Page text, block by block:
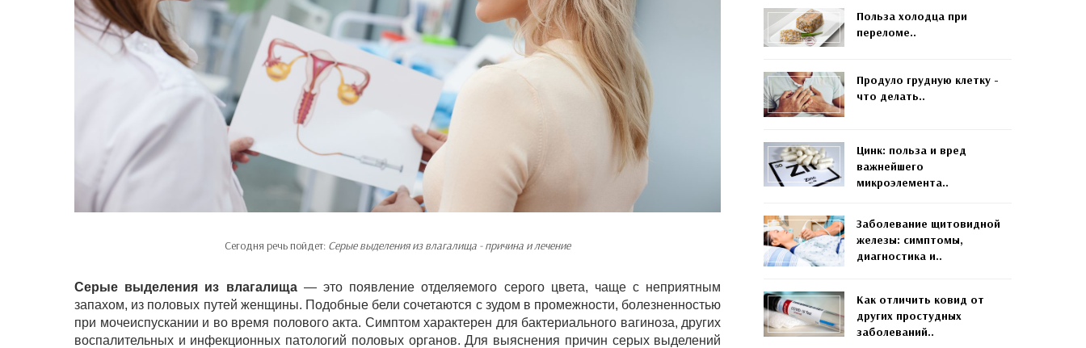
Сегодня речь пойдет: Серые выделения из влагалища - причина и лечение
Серые выделения из влагалища— это появление отделяемого серого цвета, чаще с неприятным
запахом, из половых путей женщины. Подобные бели сочетаются с зудом в промежности, болезненностью
при мочеиспускании и во время полового акта. Симптом характерен для бактериального вагиноза, других
воспалительных и инфекционных патологий половых органов. Для выяснения причин серых выделений
Польза холодца при
переломе..
Продуло грудную клетку -
что делать..
Цинк: польза и вред
важнейшего
микроэлемента..
Заболевание щитовидной
железы: симптомы,
диагностика и..
Как отличить ковид от
других простудных
заболеваний..